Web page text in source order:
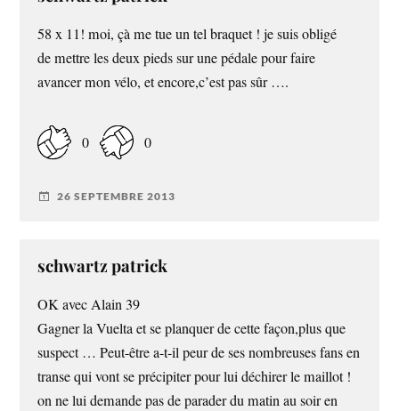
58 x 11! moi, çà me tue un tel braquet ! je suis obligé
de mettre les deux pieds sur une pédale pour faire
avancer mon vélo, et encore,c’est pas sûr ….
0 0
26 SEPTEMBRE 2013
schwartz patrick
OK avec Alain 39
Gagner la Vuelta et se planquer de cette façon,plus que
suspect … Peut-être a-t-il peur de ses nombreuses fans en
transe qui vont se précipiter pour lui déchirer le maillot !
on ne lui demande pas de parader du matin au soir en